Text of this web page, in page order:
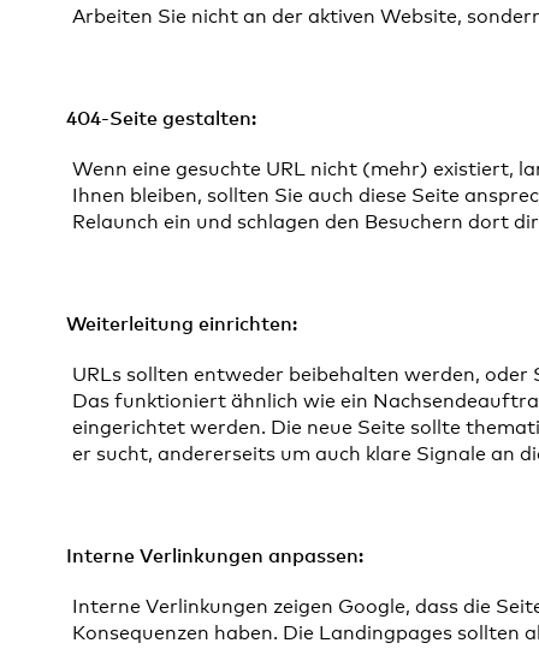
Arbeiten Sie nicht an der aktiven Website,
404-Seite gestalten:
Wenn eine gesuchte URL nicht (mehr) existiert,
Ihnen bleiben, sollten Sie auch diese Seite
Relaunch ein und schlagen den Besuchern dort
Weiterleitung einrichten:
URLs sollten entweder beibehalten werden,
Das funktioniert ähnlich wie ein
eingerichtet werden. Die neue Seite sollte
er sucht, andererseits um auch klare Signale an
Interne Verlinkungen anpassen:
Interne Verlinkungen zeigen Google, dass die
Konsequenzen haben. Die Landingpages